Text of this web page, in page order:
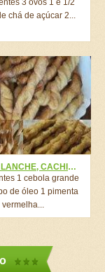
3 ovos 1 e 1/2
chá de açúcar 2...
PARA O LANCHE, CACHINHOS CROCANTES DE 5 MINUTOS!
1 cebola grande
de óleo 1 pimenta
vermelha...